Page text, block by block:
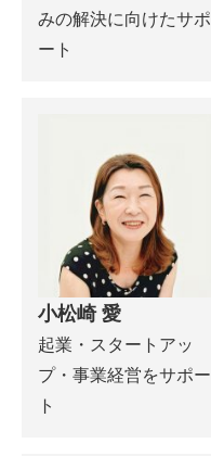
みの解決に向けたサポ
ート
小松崎 愛
起業・スタートアッ
プ・事業経営をサポー
ト